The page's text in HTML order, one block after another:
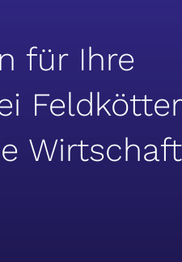
für Ihre
Feldkötter
Wirtschaft